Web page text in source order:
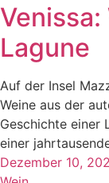
Lagune
Auf der Insel
Weine aus der
Geschichte einer
einer
Dezember 10,